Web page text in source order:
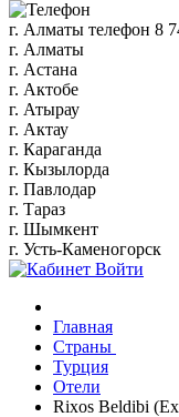
г. Алматы телефон 8
г. Алматы
г. Астана
г. Актобе
г. Атырау
г. Актау
г. Караганда
г. Кызылорда
г. Павлодар
г. Тараз
г. Шымкент
г. Усть-Каменогорск
Войти
Главная
Страны
Турция
Отели
Rixos Beldibi